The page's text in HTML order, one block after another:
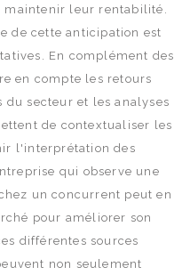
leur rentabilité.
de cette anticipation est
En complément des
en compte les retours
du secteur et les analyses
de contextualiser les
l'interprétation des
qui observe une
un concurrent peut en
pour améliorer son
différentes sources
non seulement